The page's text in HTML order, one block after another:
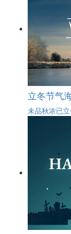
立冬节气
未品秋浓已